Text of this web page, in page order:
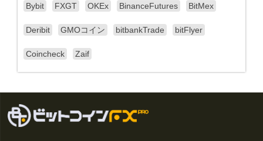
Bybit
FXGT OKEx BinanceFutures BitMex
Deribit GMOコイン bitbankTrade bitFlyer
Coincheck Zaif